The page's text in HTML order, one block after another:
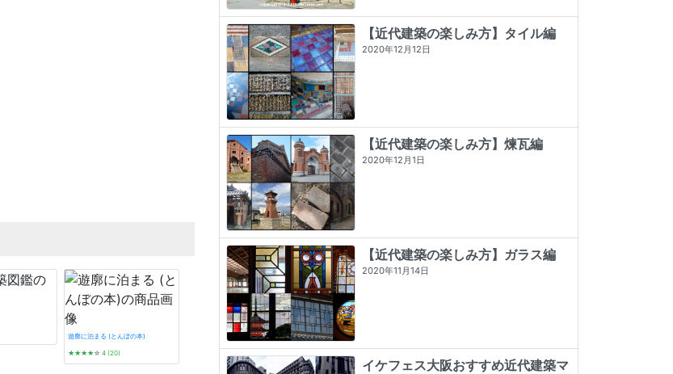
遊廓に泊まる (とんぼの本)
★★★★☆ 4 (20)
都祁水分神社本殿
【近代建築の楽しみ方】タイル編
2020年12月12日
【近代建築の楽しみ方】煉瓦編
2020年12月1日
【近代建築の楽しみ方】ガラス編
2020年11月14日
イケフェス大阪おすすめ近代建築マ